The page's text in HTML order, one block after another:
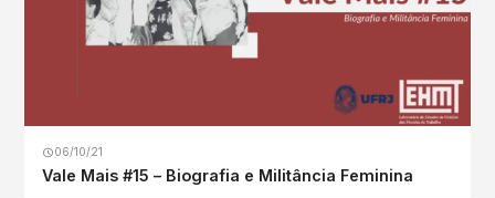
06/10/21
Vale Mais #15 – Biografia e Militância Feminina